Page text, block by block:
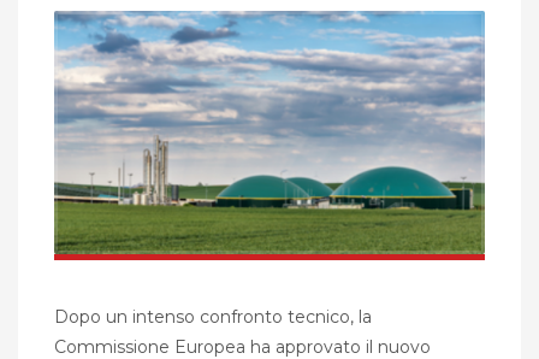
Dopo un intenso confronto tecnico, la
Commissione Europea ha approvato il nuovo